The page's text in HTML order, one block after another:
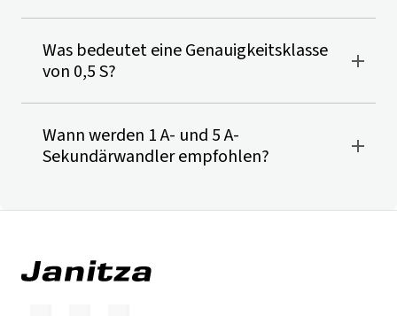
Was bedeutet eine Genauigkeitsklasse
von 0,5 S?
Wann werden 1 A- und 5 A-
Sekundärwandler empfohlen?